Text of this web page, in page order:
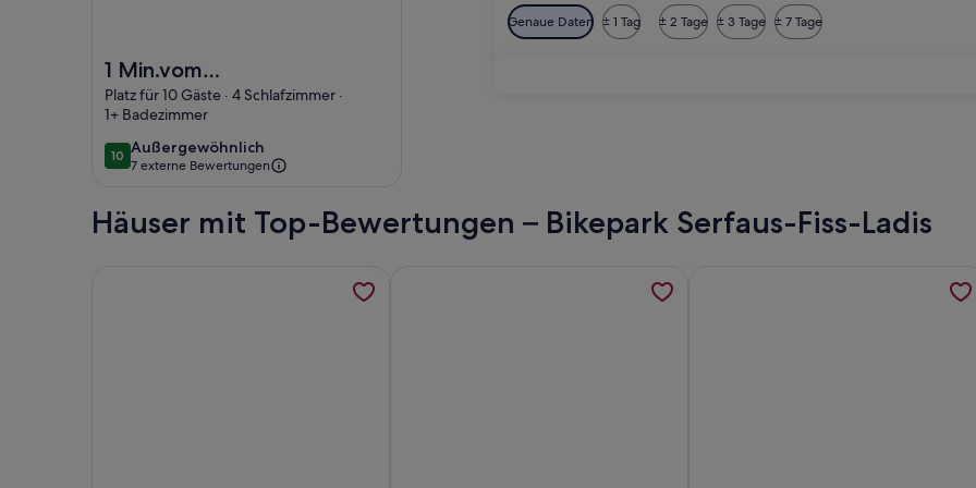
Genaue Daten ± 1 Tag ± 2 Tage ± 3 Tage ± 7 Tage
1 Min.vom
Skigebiet,sehr altes
Haus mit Charm,
Sauna und
Wasserfall hinterm
Platz für 10 Gäste · 4 Schlafzimmer ·
1+ Badezimmer
1010 von 10
Außergewöhnlich
außergewöhnlich
7 externe Bewertungen
Häuser mit Top-Bewertungen – Bikepark Serfaus-Fiss-Ladis